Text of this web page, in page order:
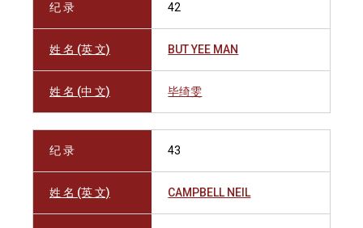
纪 录 42
姓 名 (英 文) BUT YEE MAN
姓 名 (中 文) 毕绮雯
纪 录 43
姓 名 (英 文) CAMPBELL NEIL